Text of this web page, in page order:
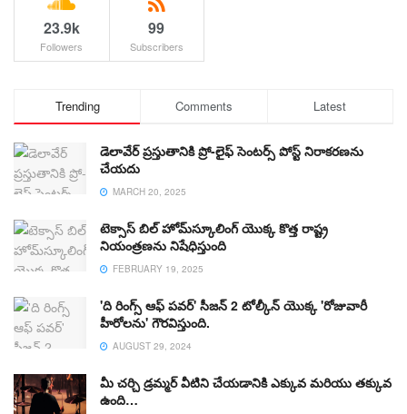
23.9k
Followers
99
Subscribers
Trending Comments Latest
డెలావేర్ ప్రస్తుతానికి ప్రో-లైఫ్ సెంటర్స్ పోస్ట్ నిరాకరణను
చేయదు
MARCH 20, 2025
టెక్సాస్ బిల్ హోమ్‌స్కూలింగ్ యొక్క కొత్త రాష్ట్ర
నియంత్రణను నిషేధిస్తుంది
FEBRUARY 19, 2025
'ది రింగ్స్ ఆఫ్ పవర్' సీజన్ 2 టోల్కీన్ యొక్క 'రోజువారీ
హీరోలను' గౌరవిస్తుంది.
AUGUST 29, 2024
మీ చర్చి డ్రమ్మర్ వీటిని చేయడానికి ఎక్కువ మరియు తక్కువ
ఉంది…